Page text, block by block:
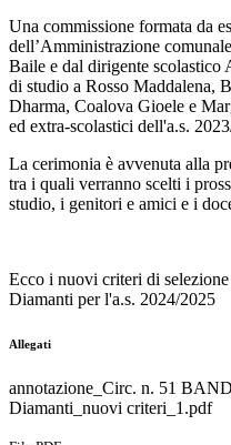
Una commissione formata da
dell’Amministrazione
Baile e dal dirigente scolastico
di studio a Rosso Maddalena,
Dharma, Coalova Gioele e
ed extra-scolastici dell'a.s.
La cerimonia è avvenuta alla
tra i quali verranno scelti i
studio, i genitori e amici e i
Ecco i nuovi criteri di
Diamanti per l'a.s. 2024/2025
Allegati
annotazione_Circ. n. 51
Diamanti_nuovi criteri_1.pdf